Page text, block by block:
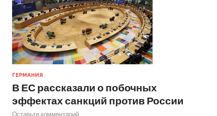
ГЕРМАНИЯ
В ЕС рассказали о побочных
эффектах санкций против России
Оставьте комментарий